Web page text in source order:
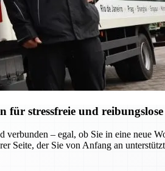
für stressfreie und
– egal, ob Sie in eine neue
Seite, der Sie von Anfang an